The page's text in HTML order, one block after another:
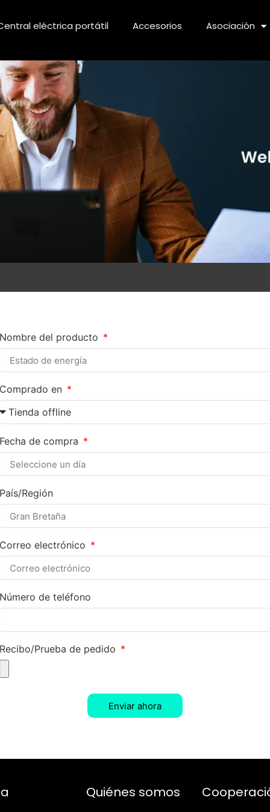
eléctrica portátil Accesorios Asociación
Nombre del producto
Comprado en
Fecha de compra
País/Región
Correo electrónico
Número de teléfono
Recibo/Prueba de pedido
Enviar ahora
Quiénes somos